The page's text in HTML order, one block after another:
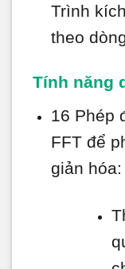
Trình
theo
Tính năng
16 Phép
FFT để
giản hóa: